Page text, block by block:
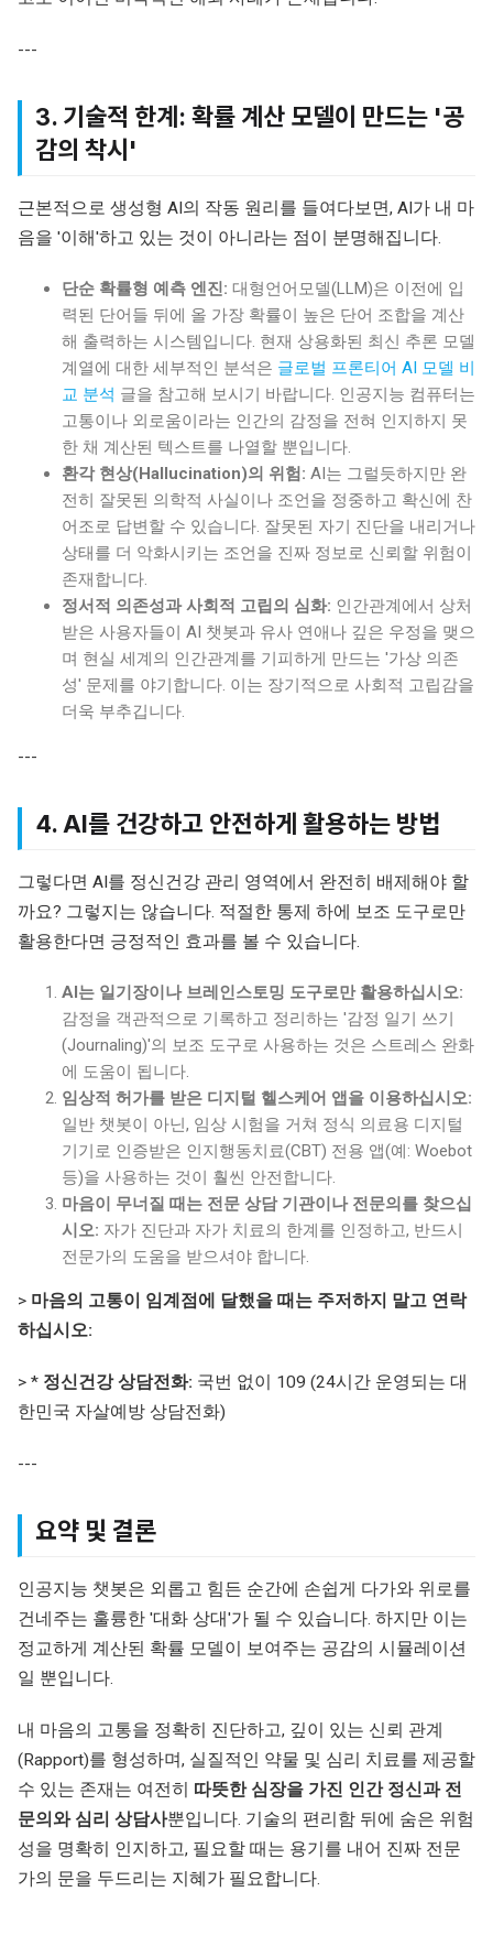
---
3. 기술적 한계: 확률 계산 모델이 만드는 '공
감의 착시'
근본적으로 생성형 AI의 작동 원리를 들여다보면, AI가 내 마
음을 '이해'하고 있는 것이 아니라는 점이 분명해집니다.
단순 확률형 예측 엔진: 대형언어모델(LLM)은 이전에 입
력된 단어들 뒤에 올 가장 확률이 높은 단어 조합을 계산
해 출력하는 시스템입니다. 현재 상용화된 최신 추론 모델
계열에 대한 세부적인 분석은 글로벌 프론티어 AI 모델 비
교 분석 글을 참고해 보시기 바랍니다. 인공지능 컴퓨터는
고통이나 외로움이라는 인간의 감정을 전혀 인지하지 못
한 채 계산된 텍스트를 나열할 뿐입니다.
환각 현상(Hallucination)의 위험: AI는 그럴듯하지만 완
전히 잘못된 의학적 사실이나 조언을 정중하고 확신에 찬
어조로 답변할 수 있습니다. 잘못된 자기 진단을 내리거나
상태를 더 악화시키는 조언을 진짜 정보로 신뢰할 위험이
존재합니다.
정서적 의존성과 사회적 고립의 심화: 인간관계에서 상처
받은 사용자들이 AI 챗봇과 유사 연애나 깊은 우정을 맺으
며 현실 세계의 인간관계를 기피하게 만드는 '가상 의존
성' 문제를 야기합니다. 이는 장기적으로 사회적 고립감을
더욱 부추깁니다.
---
4. AI를 건강하고 안전하게 활용하는 방법
그렇다면 AI를 정신건강 관리 영역에서 완전히 배제해야 할
까요? 그렇지는 않습니다. 적절한 통제 하에 보조 도구로만
활용한다면 긍정적인 효과를 볼 수 있습니다.
AI는 일기장이나 브레인스토밍 도구로만 활용하십시오:
감정을 객관적으로 기록하고 정리하는 '감정 일기 쓰기
(Journaling)'의 보조 도구로 사용하는 것은 스트레스 완화
에 도움이 됩니다.
임상적 허가를 받은 디지털 헬스케어 앱을 이용하십시오:
일반 챗봇이 아닌, 임상 시험을 거쳐 정식 의료용 디지털
기기로 인증받은 인지행동치료(CBT) 전용 앱(예: Woebot
등)을 사용하는 것이 훨씬 안전합니다.
마음이 무너질 때는 전문 상담 기관이나 전문의를 찾으십
시오: 자가 진단과 자가 치료의 한계를 인정하고, 반드시
전문가의 도움을 받으셔야 합니다.
> 마음의 고통이 임계점에 달했을 때는 주저하지 말고 연락
하십시오:
> * 정신건강 상담전화: 국번 없이 109 (24시간 운영되는 대
한민국 자살예방 상담전화)
---
요약 및 결론
인공지능 챗봇은 외롭고 힘든 순간에 손쉽게 다가와 위로를
건네주는 훌륭한 '대화 상대'가 될 수 있습니다. 하지만 이는
정교하게 계산된 확률 모델이 보여주는 공감의 시뮬레이션
일 뿐입니다.
내 마음의 고통을 정확히 진단하고, 깊이 있는 신뢰 관계
(Rapport)를 형성하며, 실질적인 약물 및 심리 치료를 제공할
수 있는 존재는 여전히 따뜻한 심장을 가진 인간 정신과 전
문의와 심리 상담사뿐입니다. 기술의 편리함 뒤에 숨은 위험
성을 명확히 인지하고, 필요할 때는 용기를 내어 진짜 전문
가의 문을 두드리는 지혜가 필요합니다.